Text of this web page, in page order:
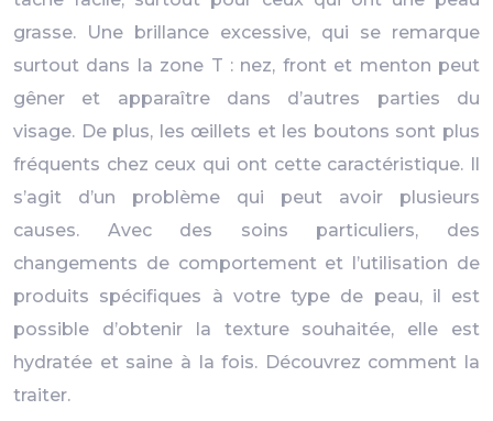
grasse. Une brillance excessive, qui se remarque
surtout dans la zone T : nez, front et menton peut
gêner et apparaître dans d’autres parties du
visage. De plus, les œillets et les boutons sont plus
fréquents chez ceux qui ont cette caractéristique. Il
s’agit d’un problème qui peut avoir plusieurs
causes. Avec des soins particuliers, des
changements de comportement et l’utilisation de
produits spécifiques à votre type de peau, il est
possible d’obtenir la texture souhaitée, elle est
hydratée et saine à la fois. Découvrez comment la
traiter.